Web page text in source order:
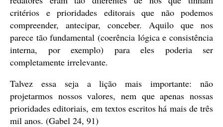
critérios e prioridades editorais que não podemos
compreender, antecipar, conceber. Aquilo que nos
parece tão fundamental (coerência lógica e consistência
interna, por exemplo) para eles poderia ser
completamente irrelevante.
Talvez essa seja a lição mais importante: não
projetarmos nossos valores, nem que apenas nossas
prioridades editoriais, em textos escritos há mais de três
mil anos. (Gabel 24, 91)